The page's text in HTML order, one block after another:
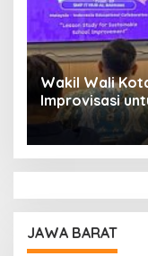
Wakil Wali
Improvisasi
Pendidikan
JAWA BARAT